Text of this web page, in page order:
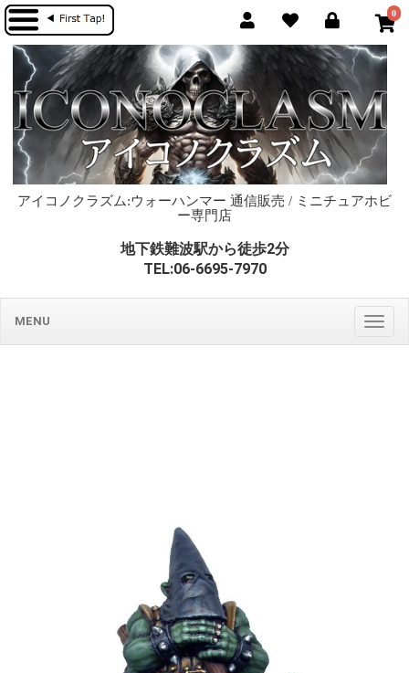
0
アイコノクラズム:ウォーハンマー 通信販売 / ミニチュアホビ
ー専門店
地下鉄難波駅から徒歩2分
TEL:06-6695-7970
MENU